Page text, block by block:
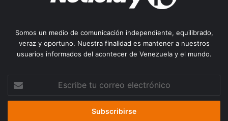
Somos un medio de comunicación independiente, equilibrado,
veraz y oportuno. Nuestra finalidad es mantener a nuestros
usuarios informados del acontecer de Venezuela y el mundo.
correo